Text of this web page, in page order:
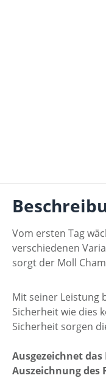
Vom ersten Tag
verschiedenen
sorgt der Moll
Mit seiner Leistung
Sicher­heit wie dies
Sicher­heit sorgen
Aus­gezeichnet
Auszeichnung des